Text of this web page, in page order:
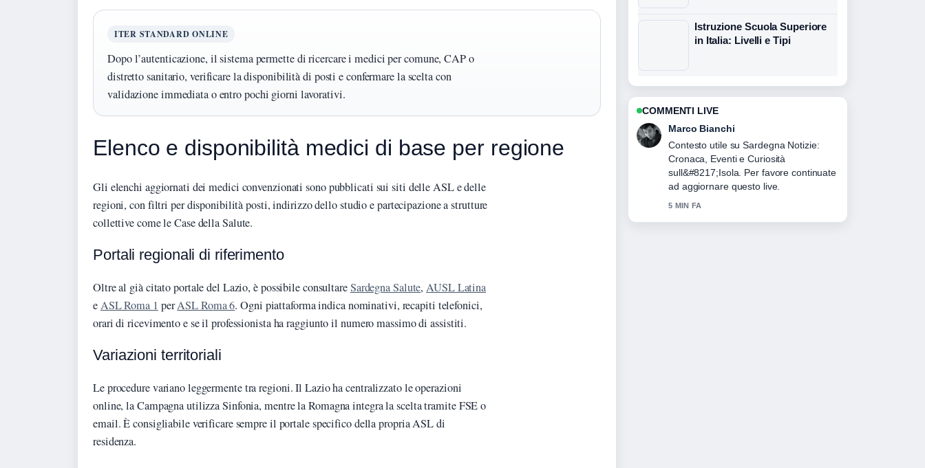
ITER STANDARD ONLINE
Dopo l’autenticazione, il sistema permette di ricercare i medici per comune, CAP o
distretto sanitario, verificare la disponibilità di posti e confermare la scelta con
validazione immediata o entro pochi giorni lavorativi.
Elenco e disponibilità medici di base per regione
Gli elenchi aggiornati dei medici convenzionati sono pubblicati sui siti delle ASL e delle
regioni, con filtri per disponibilità posti, indirizzo dello studio e partecipazione a strutture
collettive come le Case della Salute.
Portali regionali di riferimento
Oltre al già citato portale del Lazio, è possibile consultareSardegna Salute,AUSL Latina
eASL Roma 1 perASL Roma 6. Ogni piattaforma indica nominativi, recapiti telefonici,
orari di ricevimento e se il professionista ha raggiunto il numero massimo di assistiti.
Variazioni territoriali
Le procedure variano leggermente tra regioni. Il Lazio ha centralizzato le operazioni
online, la Campagna utilizza Sinfonia, mentre la Romagna integra la scelta tramite FSE o
email. È consigliabile verificare sempre il portale specifico della propria ASL di
residenza.
Istruzione Scuola Superiore
in Italia: Livelli e Tipi
COMMENTI LIVE
Elena Ricci
La copertura di Sindacati Italia: guida a
CGIL, CISL, UIL... sembra solida e
molto facile da seguire.
7 MIN FA